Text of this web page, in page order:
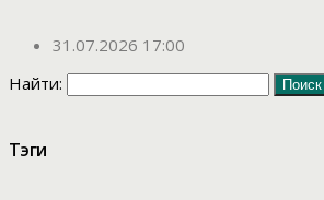
31.07.2026 17:00
Найти:
Тэги